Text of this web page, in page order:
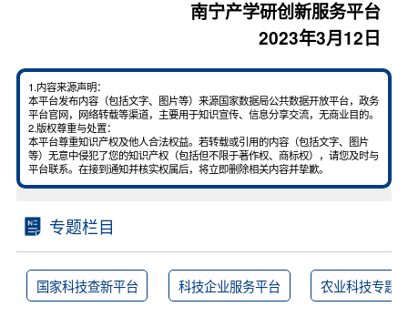
南宁产学研创新服务平台
2023年3月12日
1.内容来源声明：
本平台发布内容（包括文字、图片等）来源国家数据局公共数据开放平台，政务
平台官网，网络转载等渠道，主要用于知识宣传、信息分享交流，无商业目的。
2.版权尊重与处置：
本平台尊重知识产权及他人合法权益。若转载或引用的内容（包括文字、图片
等）无意中侵犯了您的知识产权（包括但不限于著作权、商标权），请您及时与
平台联系。在接到通知并核实权属后，将立即删除相关内容并挚歉。
专题栏目
国家科技查新平台 科技企业服务平台 农业科技专题